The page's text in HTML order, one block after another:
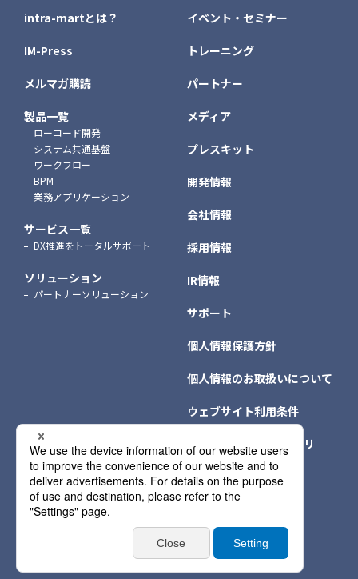
個人情報保護方針情報
サイトマップ
intra-martとは？
IM-Press
メルマガ購読
製品一覧
ローコード開発
システム共通基盤
ワークフロー
BPM
業務アプリケーション
サービス一覧
DX推進をトータルサポート
ソリューション
パートナーソリューション
イベント・セミナー
トレーニング
パートナー
メディア
プレスキット
開発情報
会社情報
採用情報
IR情報
サポート
個人情報保護方針
個人情報のお取扱いについて
ウェブサイト利用条件
クッキー（Cookie）ポリ
シー